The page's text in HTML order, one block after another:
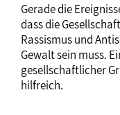
Gerade die
dass die
Rassismus und
Gewalt sein muss.
gesellschaftlicher
hilfreich.